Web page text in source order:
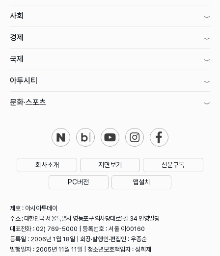
사회
경제
국제
아투시티
문화·스포츠
회사소개 지면보기 신문구독
PC버전 앱설치
제호 : 아시아투데이
주소 : 대한민국 서울특별시 영등포구 의사당대로1길 34 인영빌딩
대표전화 : 02) 769-5000 | 등록번호 : 서울 아00160
등록일 : 2006년 1월 18일 | 회장·발행인·편집인 : 우종순
발행일자 : 2005년 11월 11일 | 청소년보호책임자 : 성희제